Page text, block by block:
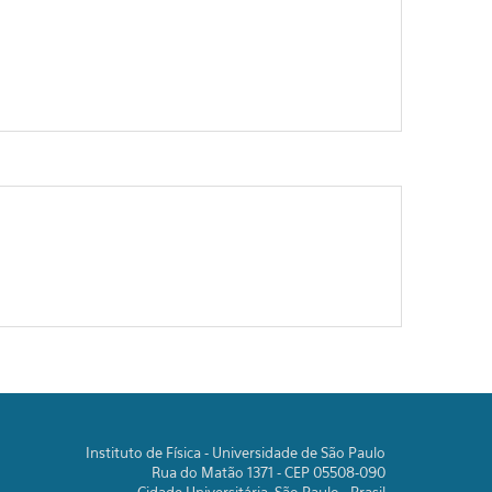
Instituto de Física - Universidade de São Paulo
Rua do Matão 1371 - CEP 05508-090